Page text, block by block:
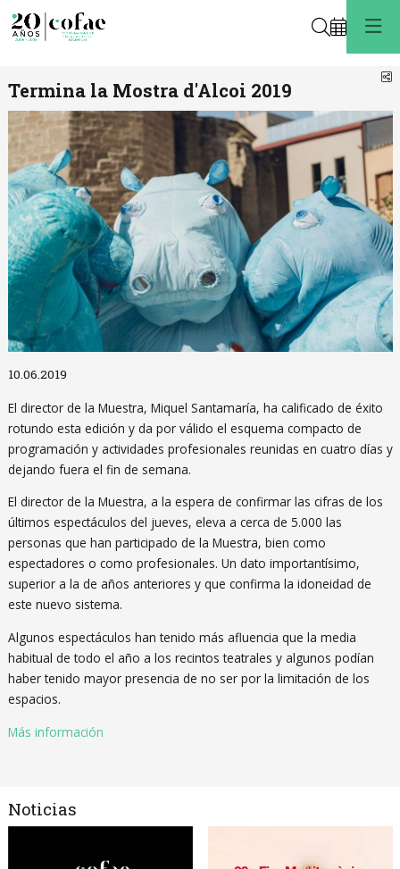
Buscar
Termina la Mostra d'Alcoi 2019
10.06.2019
El director de la Muestra, Miquel Santamaría, ha calificado de éxito
rotundo esta edición y da por válido el esquema compacto de
programación y actividades profesionales reunidas en cuatro días y
dejando fuera el fin de semana.
El director de la Muestra, a la espera de confirmar las cifras de los
últimos espectáculos del jueves, eleva a cerca de 5.000 las
personas que han participado de la Muestra, bien como
espectadores o como profesionales. Un dato importantísimo,
superior a la de años anteriores y que confirma la idoneidad de
este nuevo sistema.
Algunos espectáculos han tenido más afluencia que la media
habitual de todo el año a los recintos teatrales y algunos podían
haber tenido mayor presencia de no ser por la limitación de los
espacios.
Más información
Noticias